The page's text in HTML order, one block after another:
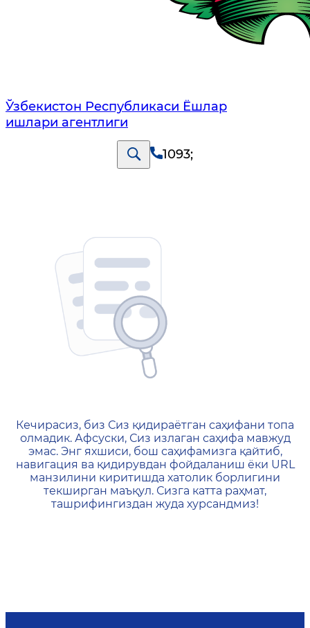
Ўзбекистон Республикаси Ёшлар
ишлари агентлиги
1093;
404 — Страница не
Кечирасиз, биз Сиз қидираётган саҳифани топа
олмадик. Афсуски, Сиз излаган саҳифа мавжуд
эмас. Энг яхшиси, бош саҳифамизга қайтиб,
навигация ва қидирувдан фойдаланиш ёки URL
манзилини киритишда хатолик борлигини
текширган маъқул. Сизга катта раҳмат,
ташрифингиздан жуда хурсандмиз!